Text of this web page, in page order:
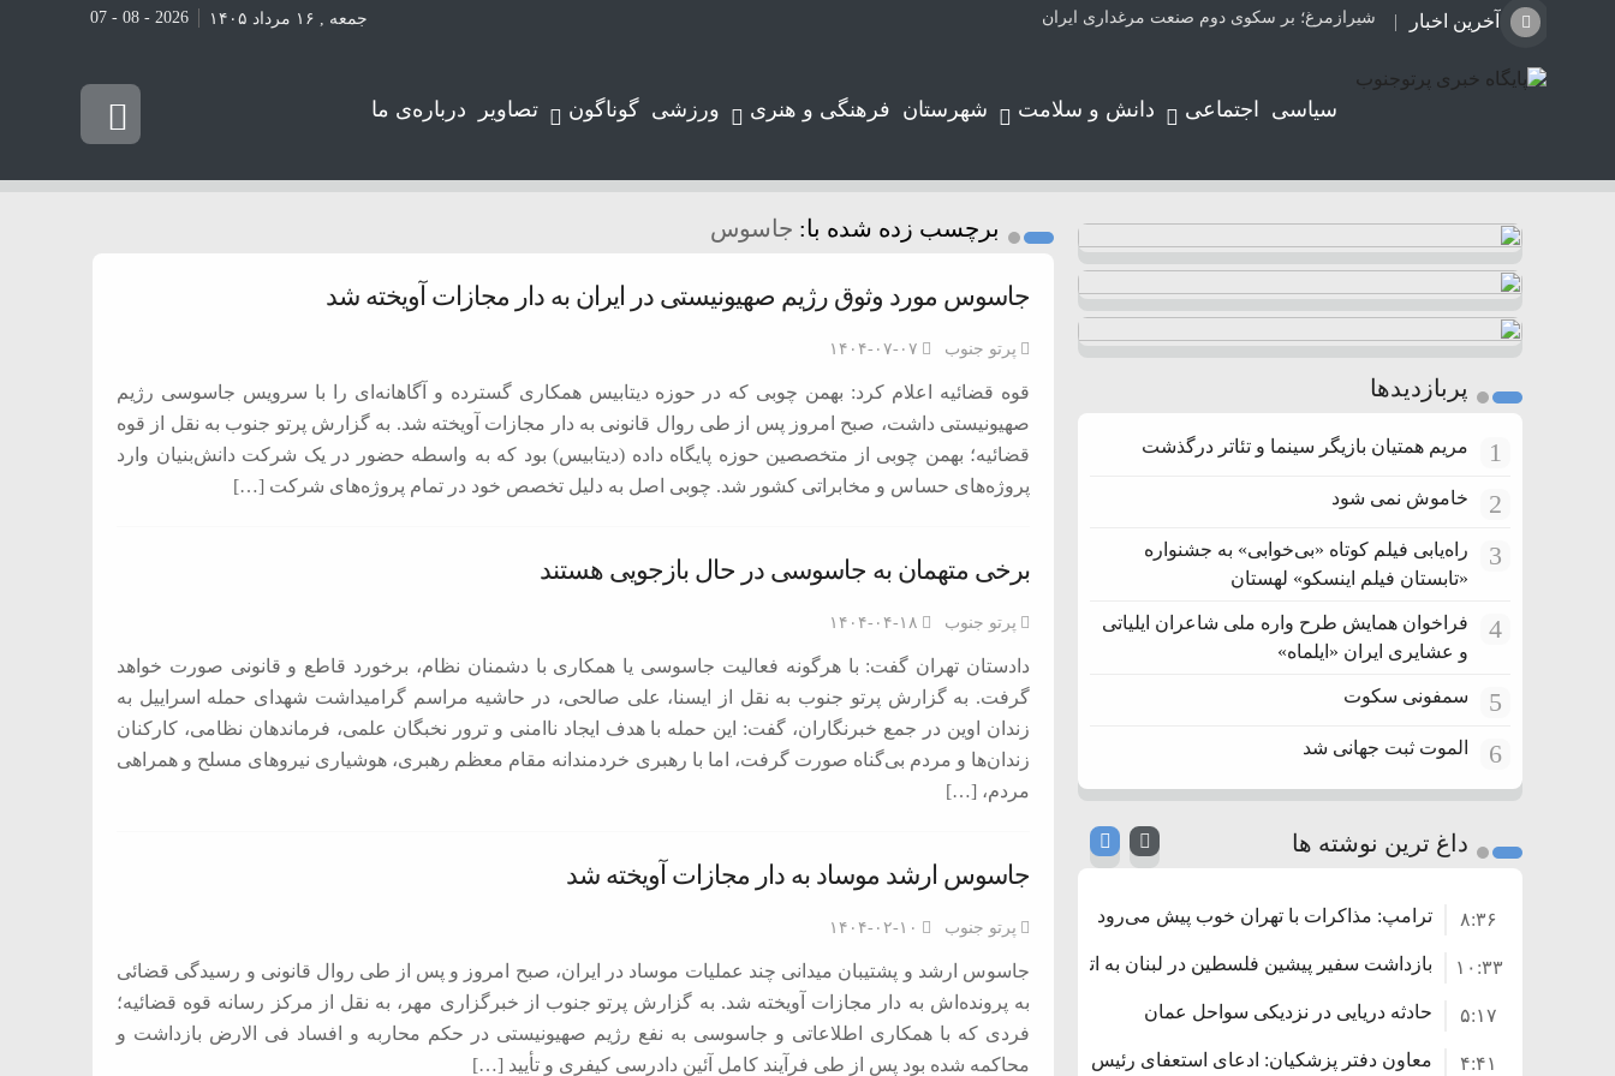
آخرین اخبار شیرازمرغ؛ بر سکوی دوم صنعت مرغداری ایران جمعه , ۱۶ مرداد ۱۴۰۵ 2026 - 08 - 07
سیاسی اجتماعی دانش و سلامت شهرستان فرهنگی و هنری ورزشی گوناگون تصاویر درباره‌ی ما
برچسب زده شده با: جاسوس
جاسوس مورد وثوق رژیم صهیونیستی در ایران به دار مجازات آویخته شد
پرتو جنوب ۱۴۰۴-۰۷-۰۷
قوه قضائیه اعلام کرد: بهمن چوبی که در حوزه دیتابیس همکاری گسترده و آگاهانه‌ای را با سرویس جاسوسی رژیم
صهیونیستی داشت، صبح امروز پس از طی روال قانونی به دار مجازات آویخته شد. به گزارش پرتو جنوب به نقل از قوه
قضائیه؛ بهمن چوبی از متخصصین حوزه پایگاه داده (دیتابیس) بود که به واسطه حضور در یک شرکت دانش‌بنیان وارد
پروژه‌های حساس و مخابراتی کشور شد. چوبی اصل به دلیل تخصص خود در تمام پروژه‌های شرکت […]
برخی متهمان به جاسوسی در حال بازجویی هستند
پرتو جنوب ۱۴۰۴-۰۴-۱۸
دادستان تهران گفت: با هرگونه فعالیت جاسوسی یا همکاری با دشمنان نظام، برخورد قاطع و قانونی صورت خواهد
گرفت. به گزارش پرتو جنوب به نقل از ایسنا، علی صالحی، در حاشیه مراسم گرامیداشت شهدای حمله اسراییل به
زندان اوین در جمع خبرنگاران، گفت: این حمله با هدف ایجاد ناامنی و ترور نخبگان علمی، فرماندهان نظامی، کارکنان
زندان‌ها و مردم بی‌گناه صورت گرفت، اما با رهبری خردمندانه مقام معظم رهبری، هوشیاری نیروهای مسلح و همراهی
مردم، […]
جاسوس ارشد موساد به دار مجازات آویخته شد
پرتو جنوب ۱۴۰۴-۰۲-۱۰
جاسوس ارشد و پشتیبان میدانی چند عملیات موساد در ایران، صبح امروز و پس از طی روال قانونی و رسیدگی قضائی
به پرونده‌اش به دار مجازات آویخته شد. به گزارش پرتو جنوب از خبرگزاری مهر، به نقل از مرکز رسانه قوه قضائیه؛
فردی که با همکاری اطلاعاتی و جاسوسی به نفع رژیم صهیونیستی در حکم محاربه و افساد فی الارض بازداشت و
محاکمه شده بود پس از طی فرآیند کامل آئین دادرسی کیفری و تأیید […]
پربازدیدها
1 مریم همتیان بازیگر سینما و تئاتر درگذشت
2 خاموش نمی شود
3
راه‌یابی فیلم کوتاه «بی‌خوابی» به جشنواره
«تابستان فیلم اینسکو» لهستان
4
فراخوان همایش طرح واره ملی شاعران ایلیاتی
و عشایری ایران «ایلماه»
5 سمفونی سکوت
6 الموت ثبت جهانی شد
داغ ترین نوشته ها
ترامپ: مذاکرات با تهران خوب پیش می‌رود ۸:۳۶
بازداشت سفیر پیشین فلسطین در لبنان به اتهام فساد و اختلاس اموال ۱۰:۳۳
حادثه دریایی در نزدیکی سواحل عمان ۵:۱۷
معاون دفتر پزشکیان: ادعای استعفای رئیس‌جمهور واهی و کذب محض است ۴:۴۱